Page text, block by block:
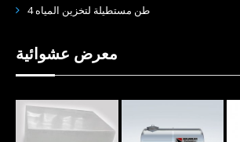
4 طن مستطيلة لتخزين المياه
معرض عشوائية